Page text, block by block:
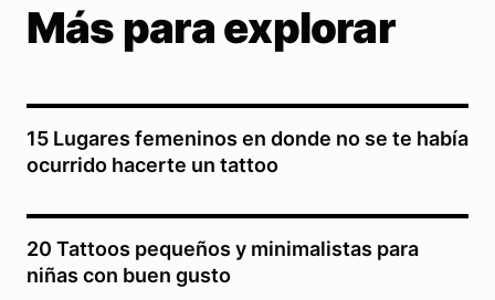
Más para explorar
15 Lugares femeninos en donde no se te había
ocurrido hacerte un tattoo
20 Tattoos pequeños y minimalistas para
niñas con buen gusto